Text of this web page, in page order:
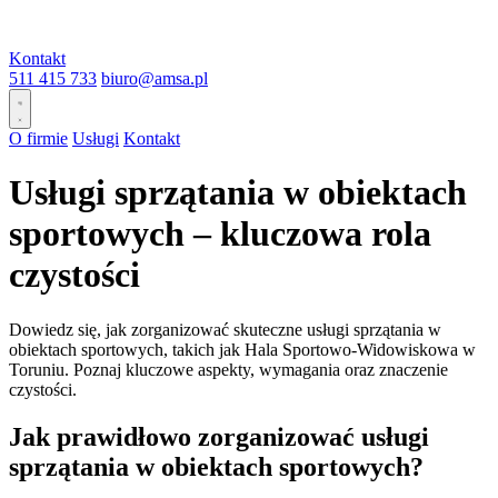
Kontakt
511 415 733 biuro@amsa.pl
O firmie Usługi Kontakt
Usługi sprzątania w obiektach
sportowych – kluczowa rola
czystości
Dowiedz się, jak zorganizować skuteczne usługi sprzątania w
obiektach sportowych, takich jak Hala Sportowo-Widowiskowa w
Toruniu. Poznaj kluczowe aspekty, wymagania oraz znaczenie
czystości.
Jak prawidłowo zorganizować usługi
sprzątania w obiektach sportowych?